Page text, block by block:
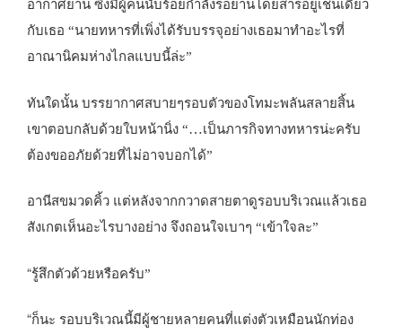
อากาศยาน ซึ่งมีผู้คนนับร้อยกำลังรอยานโดยสารอยู่เช่นเดียว
กับเธอ “นายทหารที่เพิ่งได้รับบรรจุอย่างเธอมาทำอะไรที่
อาณานิคมห่างไกลแบบนี้ล่ะ”
ทันใดนั้น บรรยากาศสบายๆรอบตัวของโทมะพลันสลายสิ้น
เขาตอบกลับด้วยใบหน้านิ่ง “…เป็นภารกิจทางทหารน่ะครับ
ต้องขออภัยด้วยที่ไม่อาจบอกได้”
อานีสขมวดคิ้ว แต่หลังจากกวาดสายตาดูรอบบริเวณแล้วเธอ
สังเกตเห็นอะไรบางอย่าง จึงถอนใจเบาๆ “เข้าใจละ”
“รู้สึกตัวด้วยหรือครับ”
“ก็นะ รอบบริเวณนี้มีผู้ชายหลายคนที่แต่งตัวเหมือนนักท่อง